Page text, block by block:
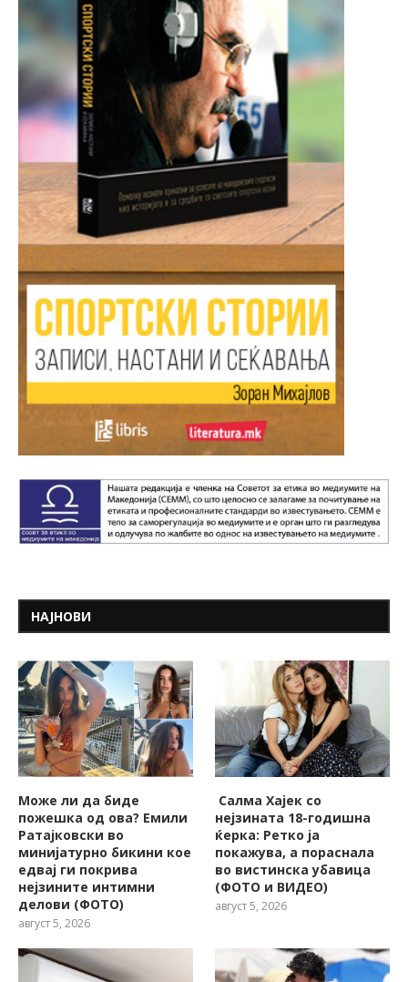
НАЈНОВИ
Може ли да биде
пожешкa од ова? Емили
Ратајковски во
минијатурно бикини кое
едвај ги покрива
нејзините интимни
делови (ФОТО)
август 5, 2026
Салма Хајек со
нејзината 18-годишна
ќерка: Ретко ја
покажува, a пораснала
во вистинска убавица
(ФОТО и ВИДЕО)
август 5, 2026